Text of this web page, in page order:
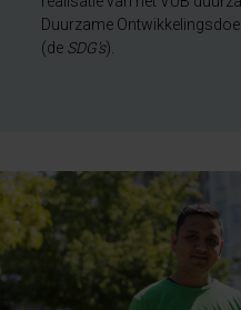
Duurzame
(de SDG’s).